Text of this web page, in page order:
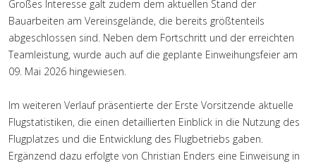
Großes Interesse galt zudem dem aktuellen Stand der
Bauarbeiten am Vereinsgelände, die bereits größtenteils
abgeschlossen sind. Neben dem Fortschritt und der erreichten
Teamleistung, wurde auch auf die geplante Einweihungsfeier am
09. Mai 2026 hingewiesen.
Im weiteren Verlauf präsentierte der Erste Vorsitzende aktuelle
Flugstatistiken, die einen detaillierten Einblick in die Nutzung des
Flugplatzes und die Entwicklung des Flugbetriebs gaben.
Ergänzend dazu erfolgte von Christian Enders eine Einweisung in